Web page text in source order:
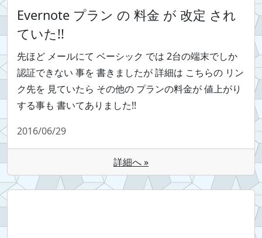
Evernote プラン の 料金 が 改定 され
ていた!!
先ほど メールにて ベーシック では 2台の端末でしか
認証できない 事を 書きましたが 詳細は こちらの リン
ク先を 見ていたら その他の プランの料金が 値上がり
する事も 書いてありました!!
2016/06/29
詳細へ »